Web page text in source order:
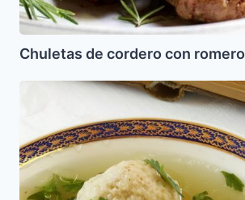
Chuletas de cordero con romero
matza
(Kneidedelaj)